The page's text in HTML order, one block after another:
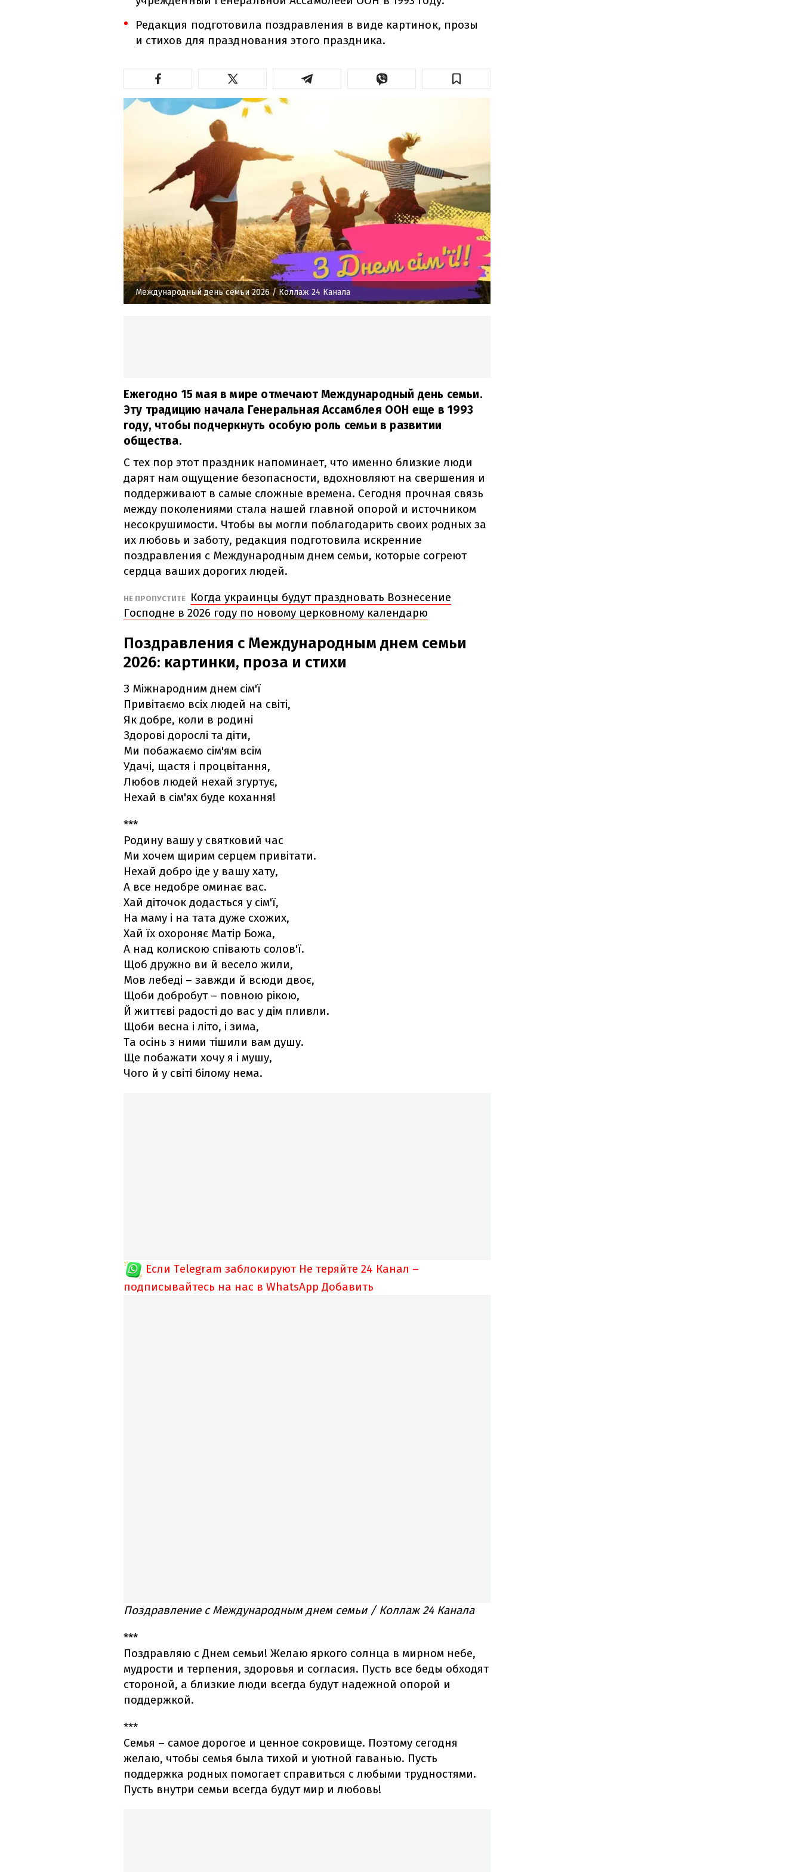
Редакция подготовила поздравления в виде картинок, прозы
и стихов для празднования этого праздника.
Международный день семьи 2026/ Коллаж 24 Канала
Ежегодно 15 мая в мире отмечают Международный день семьи.
Эту традицию начала Генеральная Ассамблея ООН еще в 1993
году, чтобы подчеркнуть особую роль семьи в развитии
общества.
С тех пор этот праздник напоминает, что именно близкие люди
дарят нам ощущение безопасности, вдохновляют на свершения и
поддерживают в самые сложные времена. Сегодня прочная связь
между поколениями стала нашей главной опорой и источником
несокрушимости. Чтобы вы могли поблагодарить своих родных за
их любовь и заботу, редакция подготовила искренние
поздравления с Международным днем семьи, которые согреют
сердца ваших дорогих людей.
НЕ ПРОПУСТИТЕ
Когда украинцы будут праздновать Вознесение
Господне в 2026 году по новому церковному календарю
Поздравления с Международным днем семьи
2026: картинки, проза и стихи
З Міжнародним днем сім'ї
Привітаємо всіх людей на світі,
Як добре, коли в родині
Здорові дорослі та діти,
Ми побажаємо сім'ям всім
Удачі, щастя і процвітання,
Любов людей нехай згуртує,
Нехай в сім'ях буде кохання!
***
Родину вашу у святковий час
Ми хочем щирим серцем привітати.
Нехай добро іде у вашу хату,
А все недобре оминає вас.
Хай діточок додасться у сім'ї,
На маму і на тата дуже схожих,
Хай їх охороняє Матір Божа,
А над колискою співають солов'ї.
Щоб дружно ви й весело жили,
Мов лебеді – завжди й всюди двоє,
Щоби добробут – повною рікою,
Й життєві радості до вас у дім пливли.
Щоби весна і літо, і зима,
Та осінь з ними тішили вам душу.
Ще побажати хочу я і мушу,
Чого й у світі білому нема.
Если Telegram заблокируют Не теряйте 24 Канал –
подписывайтесь на нас в WhatsApp Добавить
Поздравление с Международным днем семьи / Коллаж 24 Канала
***
Поздравляю с Днем семьи! Желаю яркого солнца в мирном небе,
мудрости и терпения, здоровья и согласия. Пусть все беды обходят
стороной, а близкие люди всегда будут надежной опорой и
поддержкой.
***
Семья – самое дорогое и ценное сокровище. Поэтому сегодня
желаю, чтобы семья была тихой и уютной гаванью. Пусть
поддержка родных помогает справиться с любыми трудностями.
Пусть внутри семьи всегда будут мир и любовь!